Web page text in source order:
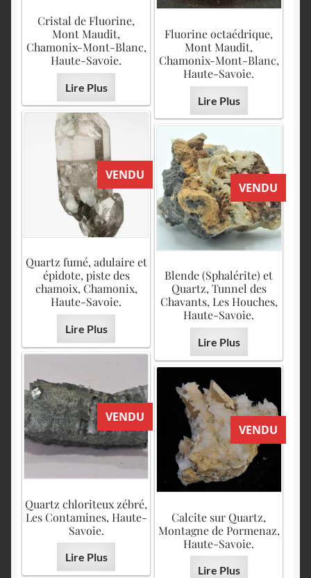
Cristal de Fluorine,
Mont Maudit,
Chamonix-Mont-Blanc,
Haute-Savoie.
Lire Plus
Fluorine octaédrique,
Mont Maudit,
Chamonix-Mont-Blanc,
Haute-Savoie.
Lire Plus
VENDU
Quartz fumé, adulaire et
épidote, piste des
chamoix, Chamonix,
Haute-Savoie.
Lire Plus
VENDU
Blende (Sphalérite) et
Quartz, Tunnel des
Chavants, Les Houches,
Haute-Savoie.
Lire Plus
VENDU
Quartz chloriteux zébré,
Les Contamines, Haute-
Savoie.
Lire Plus
VENDU
Calcite sur Quartz,
Montagne de Pormenaz,
Haute-Savoie.
Lire Plus